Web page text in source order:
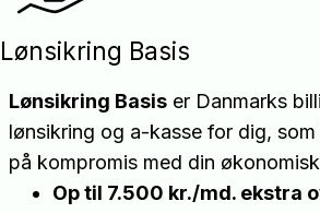
Lønsikring Basis
Lønsikring Basis er Danmarks
lønsikring og a-kasse for dig,
på kompromis med din
Op til 7.500 kr./md. ekstra